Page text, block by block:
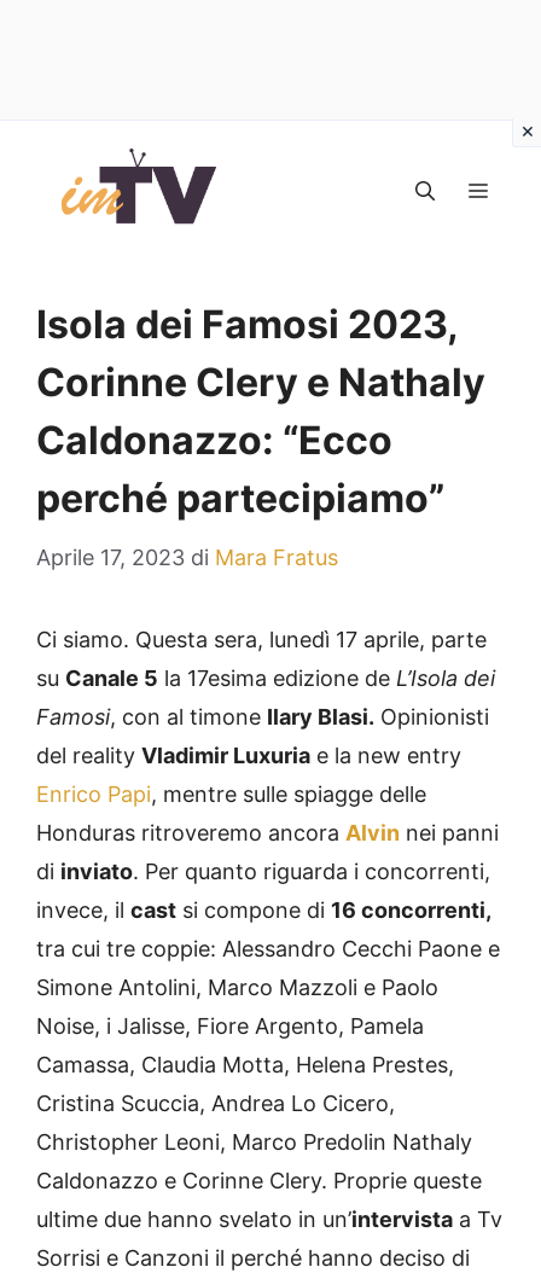
contenuto
Isola dei Famosi 2023,
Corinne Clery e Nathaly
Caldonazzo: “Ecco
perché partecipiamo”
Aprile 17, 2023 di Mara Fratus
Ci siamo. Questa sera, lunedì 17 aprile, parte
su Canale 5 la 17esima edizione de L’Isola dei
Famosi, con al timone Ilary Blasi. Opinionisti
del reality Vladimir Luxuria e la new entry
Enrico Papi, mentre sulle spiagge delle
Honduras ritroveremo ancora Alvin nei panni
di inviato. Per quanto riguarda i concorrenti,
invece, il cast si compone di 16 concorrenti,
tra cui tre coppie: Alessandro Cecchi Paone e
Simone Antolini, Marco Mazzoli e Paolo
Noise, i Jalisse, Fiore Argento, Pamela
Camassa, Claudia Motta, Helena Prestes,
Cristina Scuccia, Andrea Lo Cicero,
Christopher Leoni, Marco Predolin Nathaly
Caldonazzo e Corinne Clery. Proprie queste
ultime due hanno svelato in un’intervista a Tv
Sorrisi e Canzoni il perché hanno deciso di